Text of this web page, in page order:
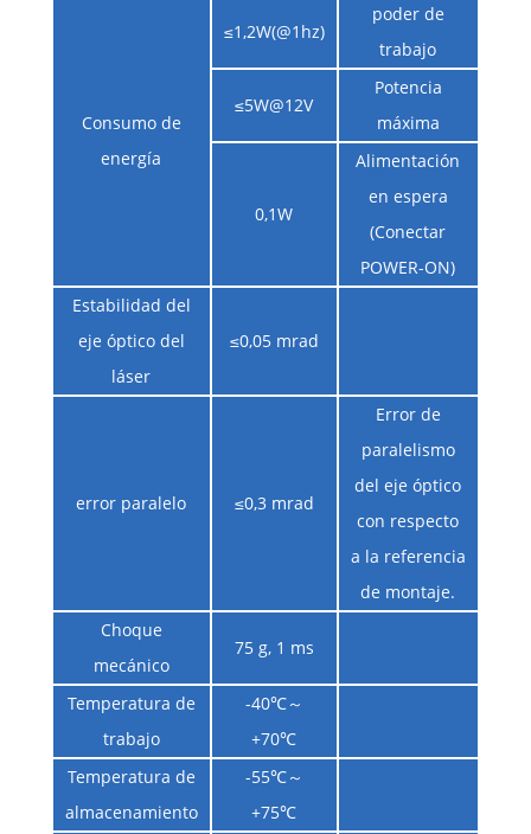
Consumo de
energía
≤1,2W(@1hz)
poder de
trabajo
≤5W@12V
Potencia
máxima
0,1W
Alimentación
en espera
(Conectar
POWER-ON)
Estabilidad del
eje óptico del
láser
≤0,05 mrad
error paralelo ≤0,3 mrad
Error de
paralelismo
del eje óptico
con respecto
a la referencia
de montaje.
Choque
mecánico
75 g, 1 ms
Temperatura de
trabajo
-40℃～
+70℃
Temperatura de
almacenamiento
-55℃～
+75℃